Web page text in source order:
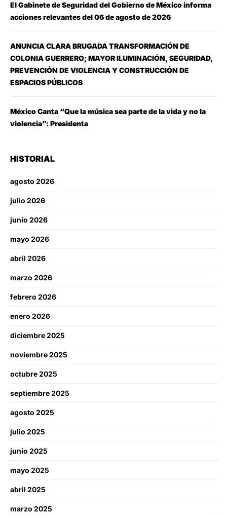
El Gabinete de Seguridad del Gobierno de México informa
acciones relevantes del 06 de agosto de 2026
ANUNCIA CLARA BRUGADA TRANSFORMACIÓN DE
COLONIA GUERRERO; MAYOR ILUMINACIÓN, SEGURIDAD,
PREVENCIÓN DE VIOLENCIA Y CONSTRUCCIÓN DE
ESPACIOS PÚBLICOS
México Canta “Que la música sea parte de la vida y no la
violencia”: Presidenta
HISTORIAL
agosto 2026
julio 2026
junio 2026
mayo 2026
abril 2026
marzo 2026
febrero 2026
enero 2026
diciembre 2025
noviembre 2025
octubre 2025
septiembre 2025
agosto 2025
julio 2025
junio 2025
mayo 2025
abril 2025
marzo 2025